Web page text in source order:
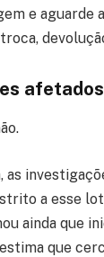
e aguarde
as
a esse
ainda que
que